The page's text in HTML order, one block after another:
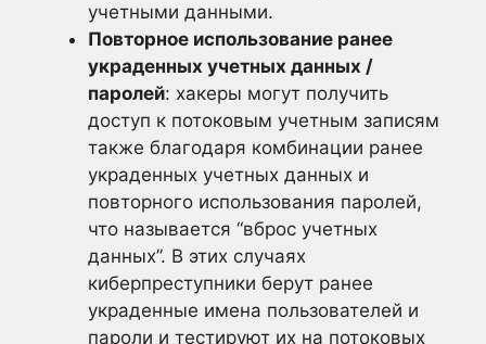
учетными данными.
Повторное использование ранее
украденных учетных данных /
паролей: хакеры могут получить
доступ к потоковым учетным записям
также благодаря комбинации ранее
украденных учетных данных и
повторного использования паролей,
что называется “вброс учетных
данных”. В этих случаях
киберпреступники берут ранее
украденные имена пользователей и
пароли и тестируют их на потоковых